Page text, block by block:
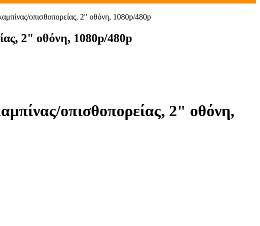
οπισθοπορείας, 2" οθόνη, 1080p/480p
2" οθόνη, 1080p/480p
οπισθοπορείας, 2" οθόνη,